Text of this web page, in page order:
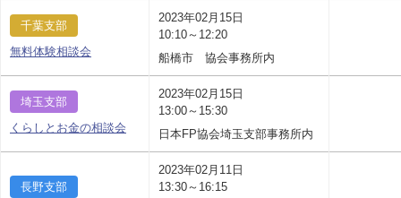
千葉支部
無料体験相談会
2023年02月15日
10:10～12:20
船橋市 協会事務所内
埼玉支部
くらしとお金の相談会
2023年02月15日
13:00～15:30
日本FP協会埼玉支部事務所内
長野支部
2023年02月11日
13:30～16:15